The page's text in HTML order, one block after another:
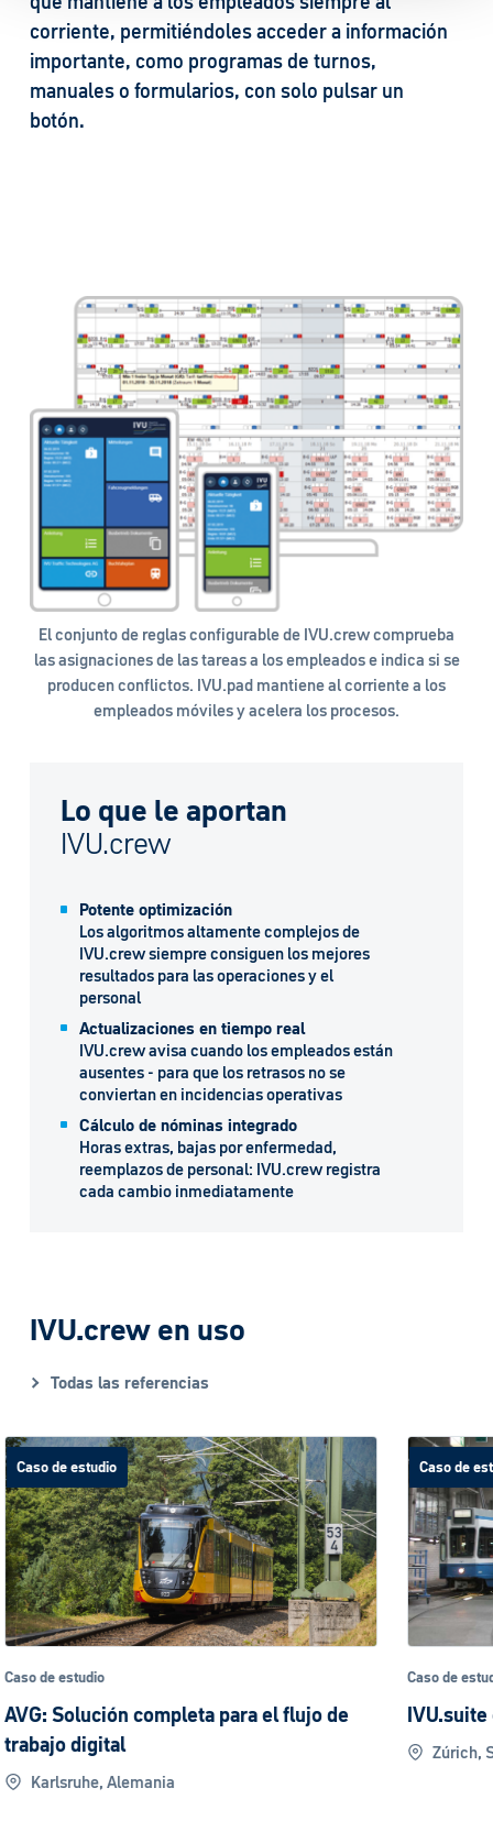
corriente, permitiéndoles acceder a información
importante, como programas de turnos,
manuales o formularios, con solo pulsar un
botón.
El conjunto de reglas configurable de IVU.crew comprueba
las asignaciones de las tareas a los empleados e indica si se
producen conflictos. IVU.pad mantiene al corriente a los
empleados móviles y acelera los procesos.
Lo que le aportan
IVU.crew
Potente optimización
Los algoritmos altamente complejos de
IVU.crew siempre consiguen los mejores
resultados para las operaciones y el
personal
Actualizaciones en tiempo real
IVU.crew avisa cuando los empleados están
ausentes - para que los retrasos no se
conviertan en incidencias operativas
Cálculo de nóminas integrado
Horas extras, bajas por enfermedad,
reemplazos de personal: IVU.crew registra
cada cambio inmediatamente
IVU.crew en uso
Todas las referencias
Caso de estudio
Caso de estudio
IVU.suite en VBZ
Zúrich, Suiza
Caso
Caso de